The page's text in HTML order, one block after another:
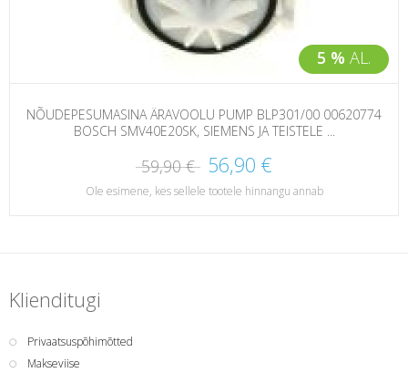
5 % AL.
NÕUDEPESUMASINA ÄRAVOOLU PUMP BLP301/00 00620774
BOSCH SMV40E20SK, SIEMENS JA TEISTELE ...
59,90 € 56,90 €
Ole esimene, kes sellele tootele hinnangu annab
Klienditugi
Privaatsuspõhimõtted
Makseviise